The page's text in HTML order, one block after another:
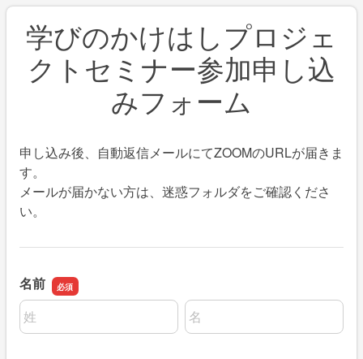
学びのかけはしプロジェ
クトセミナー参加申し込
みフォーム
申し込み後、自動返信メールにてZOOMのURLが届きま
す。
メールが届かない方は、迷惑フォルダをご確認くださ
い。
名前
名前の姓
名前の名